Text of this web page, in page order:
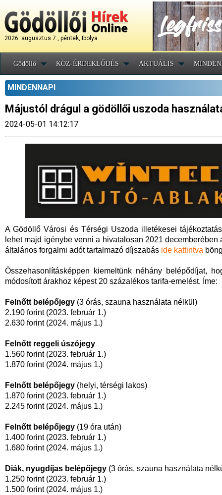
2026. augusztus 7., péntek, Ibolya
Gödöllő KÖZ-ÉRDEKLŐDÉS AKTUÁLIS
MINDENNAPI
Májustól drágul a gödöllői uszoda
2024-05-01 14:12:17
A Gödöllő Városi és Térségi Uszoda illetékesei
lehet majd igénybe venni a hivatalosan 2021
általános forgalmi adót tartalmazó díjszabás ide kattintva
Összehasonlításképpen kiemeltünk néhány belépődíjat,
módosított árakhoz képest 20 százalékos tarifa-emelést. Íme:
Felnőtt belépőjegy (3 órás, szauna használata nélkül)
2.190 forint (2023. február 1.)
2.630 forint (2024. május 1.)
Felnőtt reggeli úszójegy
1.560 forint (2023. február 1.)
1.870 forint (2024. május 1.)
Felnőtt belépőjegy (helyi, térségi lakos)
1.870 forint (2023. február 1.)
2.245 forint (2024. május 1.)
Felnőtt belépőjegy (19 óra után)
1.400 forint (2023. február 1.)
1.680 forint (2024. május 1.)
Diák, nyugdíjas belépőjegy (3 órás, szauna használata
1.250 forint (2023. február 1.)
1.500 forint (2024. május 1.)